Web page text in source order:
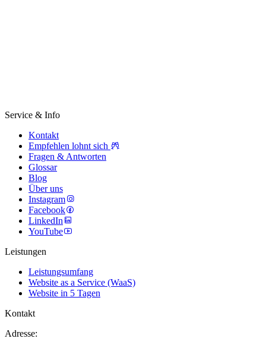
Service & Info
Kontakt
Empfehlen lohnt sich
Fragen & Antworten
Glossar
Blog
Über uns
Instagram
Facebook
LinkedIn
YouTube
Leistungen
Leistungsumfang
Website as a Service (WaaS)
Website in 5 Tagen
Kontakt
Adresse: